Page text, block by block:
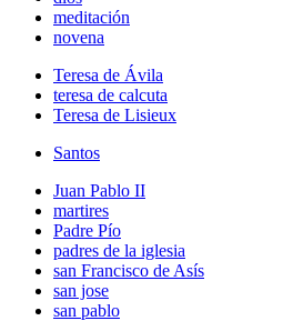
meditación
novena
Teresa de Ávila
teresa de calcuta
Teresa de Lisieux
Santos
Juan Pablo II
martires
Padre Pío
padres de la iglesia
san Francisco de Asís
san jose
san pablo